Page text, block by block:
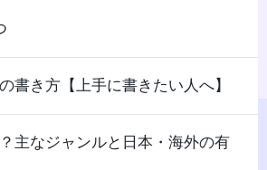
書き方【上手に書きたい人へ】
主なジャンルと日本・海外の有